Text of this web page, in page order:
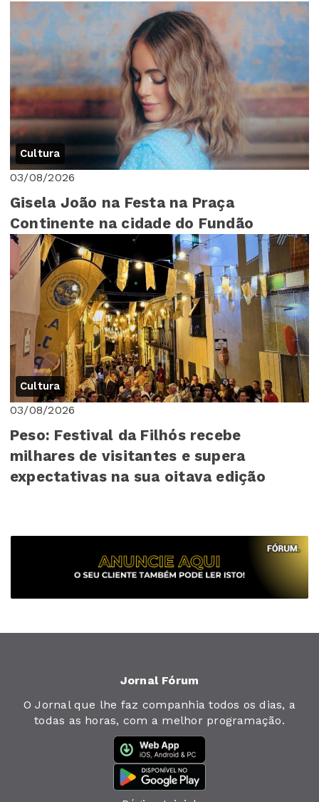
Cultura
03/08/2026
Gisela João na Festa na Praça
Continente na cidade do Fundão
Cultura
03/08/2026
Peso: Festival da Filhós recebe
milhares de visitantes e supera
expectativas na sua oitava edição
Jornal Fórum
O Jornal que lhe faz companhia todos os dias, a
todas as horas, com a melhor programação.